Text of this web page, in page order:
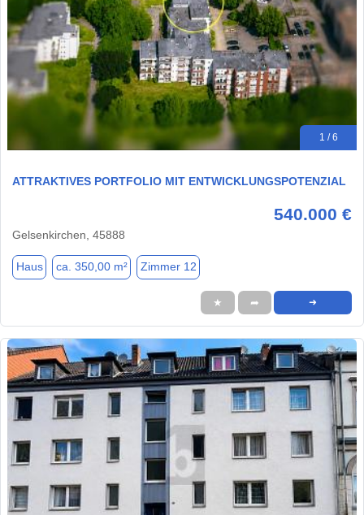
1 / 6
ATTRAKTIVES PORTFOLIO MIT ENTWICKLUNGSPOTENZIAL
540.000 €
Gelsenkirchen, 45888
Haus ca. 350,00 m² Zimmer 12
★ ➦ ➜